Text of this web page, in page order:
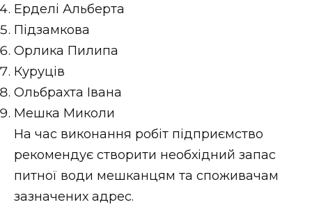
Ерделі Альберта
Підзамкова
Орлика Пилипа
Куруців
Ольбрахта Івана
Мешка Миколи
На час виконання робіт підприємство
рекомендує створити необхідний запас
питної води мешканцям та споживачам
зазначених адрес.